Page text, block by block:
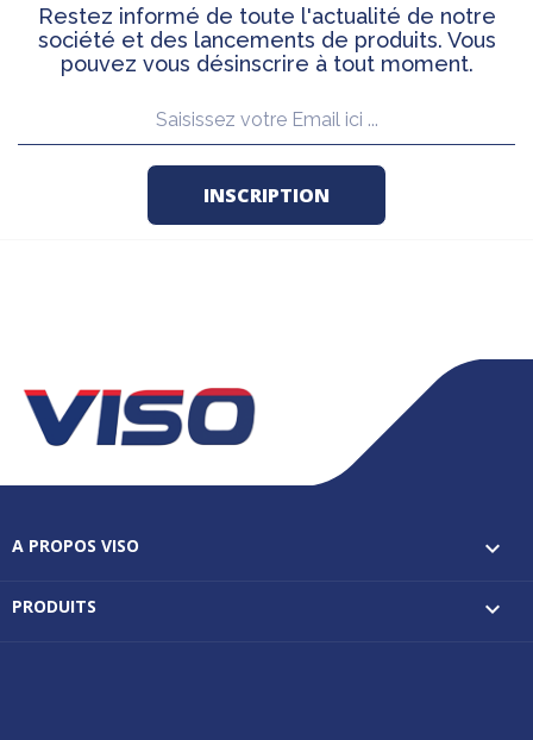
Restez informé de toute l'actualité de notre
société et des lancements de produits. Vous
pouvez vous désinscrire à tout moment.
A PROPOS VISO 
PRODUITS 